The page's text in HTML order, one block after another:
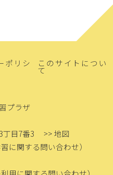
ポリシ このサイトについ
て
プラザ
丁目7番3
>> 地図
習に関する問い合わせ）